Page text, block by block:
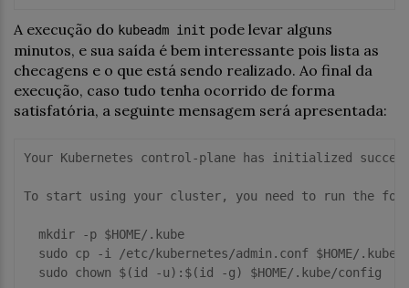
A execução do kubeadm init pode levar alguns
minutos, e sua saída é bem interessante pois lista as
checagens e o que está sendo realizado. Ao final da
execução, caso tudo tenha ocorrido de forma
satisfatória, a seguinte mensagem será apresentada:
Your Kubernetes control-plane has initialized
To start using your cluster, you need to run the
  mkdir -p $HOME/.kube
sudo cp -i /etc/kubernetes/admin.conf $HOME/.kube/
  sudo chown $(
id -u):$( id -g) $HOME/.kube/config